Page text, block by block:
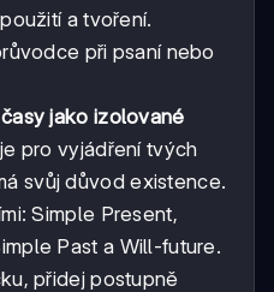
a tvoření.
při psaní nebo
jako izolované
pro vyjádření tvých
svůj důvod existence.
Simple Present,
Past a Will-future.
přidej postupně